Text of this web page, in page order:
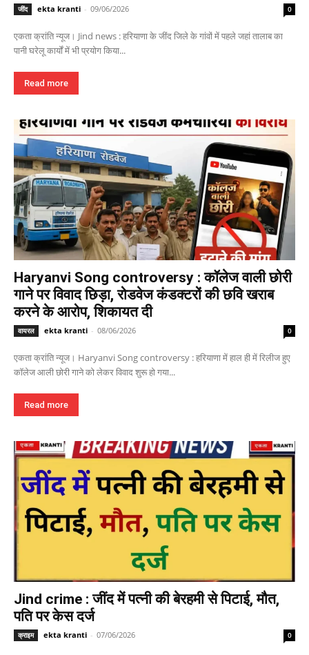
जींद ekta kranti - 09/06/2026 0
एकता क्रांति न्यूज। Jind news : हरियाणा के जींद जिले के गांवों में पहले जहां तालाब का
पानी घरेलू कार्यों में भी प्रयोग किया...
Read more
Haryanvi Song controversy : कॉलेज वाली छोरी
गाने पर विवाद छिड़ा, रोडवेज कंडक्टरों की छवि खराब
करने के आरोप, शिकायत दी
वायरल ekta kranti - 08/06/2026 0
एकता क्रांति न्यूज। Haryanvi Song controversy : हरियाणा में हाल ही में रिलीज हुए
कॉलेज आली छोरी गाने को लेकर विवाद शुरू हो गया...
Read more
Jind crime : जींद में पत्नी की बेरहमी से पिटाई, मौत,
पति पर केस दर्ज
क्राइम ekta kranti - 07/06/2026 0